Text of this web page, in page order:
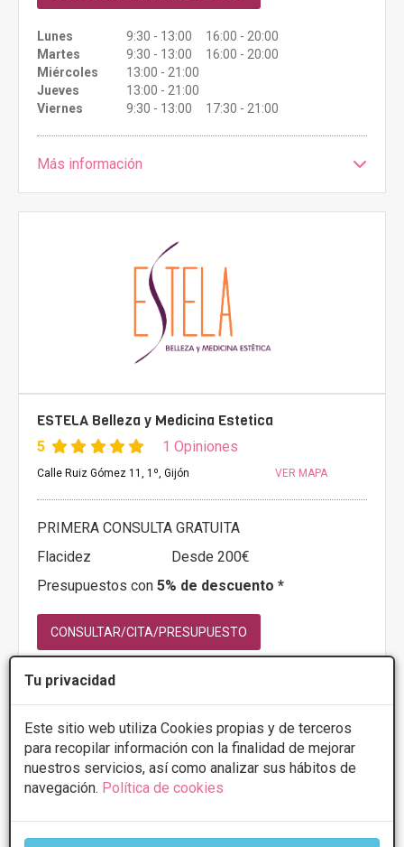
Tu privacidad
Este sitio web utiliza Cookies propias y de terceros
para recopilar información con la finalidad de mejorar
nuestros servicios, así como analizar sus hábitos de
navegación. Política de cookies
Lunes
9:30 - 13:00 16:00 - 20:00
Martes
9:30 - 13:00 16:00 - 20:00
Miércoles
13:00 - 21:00
Jueves
13:00 - 21:00
Viernes
9:30 - 13:00 17:30 - 21:00
Más información
ESTELA Belleza y Medicina Estetica
5 1 Opiniones
Calle Ruiz Gómez 11, 1º, Gijón VER MAPA
PRIMERA CONSULTA GRATUITA
Flacidez
Desde 200€
Presupuestos con 5% de descuento *
CONSULTAR/CITA/PRESUPUESTO
Más información
MARQUESSA